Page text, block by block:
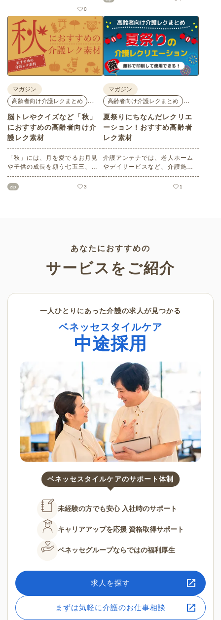
花モチーフのイラストや秋の思
い出のイラストなど、使いやす
いレクリエーション素材満載で
す！商用フリーで無料のためお
気軽にさまざまなシーンでお使
いいただけます。
0
老人ホームやデイサービスでの
レクリエーション、ご自宅での
趣味のお時間などさまざまなシ
ーンでぜひご活用ください。
マガジン
高齢者向け介護レクまとめ
脳トレやクイズなど「秋」
におすすめの高齢者向け介
護レク素材
「秋」には、月を愛でるお月見
や子供の成長を願う七五三、深
まる秋を鑑賞する紅葉狩りな
ど、心を和ませるイベントがた
zip 3
マガジン
高齢者向け介護レクまとめ
夏祭りにちなんだレクリエ
ーション！おすすめ高齢者
レク素材
介護アンテナでは、老人ホーム
やデイサービスなど、介護施設
で使える高齢者向けレクリエー
ション素材をたくさんご用意し
1
あなたにおすすめの
サービスをご紹介
一人ひとりにあった介護の求人が見つかる
ベネッセスタイルケア
中途採用
ベネッセスタイルケアのサポート体制
未経験の方でも安心 入社時のサポート
キャリアアップを応援 資格取得サポート
ベネッセグループならではの福利厚生
求人を探す
まずは気軽に介護のお仕事相談